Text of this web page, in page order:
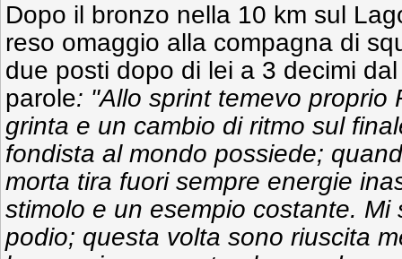
Dopo il bronzo nella 10 km sul
reso omaggio alla compagna di
due posti dopo di lei a 3 decimi
parole: "Allo sprint temevo proprio
grinta e un cambio di ritmo sul
fondista al mondo possiede;
morta tira fuori sempre energie
stimolo e un esempio costante. Mi
podio; questa volta sono riuscita